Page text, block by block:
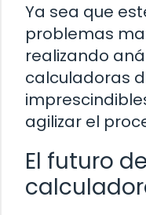
Ya sea que
problemas
realizando
calculadoras
agilizar el
El futuro